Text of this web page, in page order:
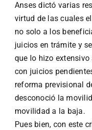
Anses dictó varias
virtud de las cuales
no solo a los
juicios en trámite y
que lo hizo
con juicios
reforma previsional
desconoció la
movilidad a la baja.
Pues bien, con este